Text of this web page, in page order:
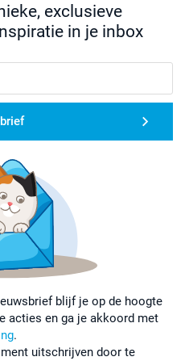
exclusieve
in je inbox
blijf je op de hoogte
acties en ga je akkoord met
.
uitschrijven door te